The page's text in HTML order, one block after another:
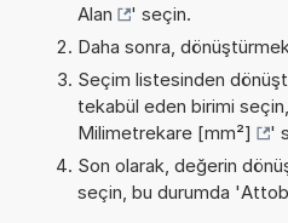
Alan
' seçin.
Daha sonra,
Seçim listesinden
tekabül eden birimi
Milimetrekare [mm²]
'
Son olarak, değerin
seçin, bu durumda '